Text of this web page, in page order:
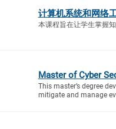
计算机系统和网络
本课程旨在让学生掌握
Master of Cyber
This master’s degree
mitigate and manage